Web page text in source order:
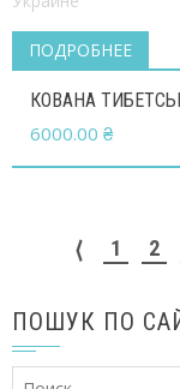
ПОДРОБНЕЕ
КОВАНА
6000.00 ₴
⟨ 1 2
ПОШУК ПО
Найти: